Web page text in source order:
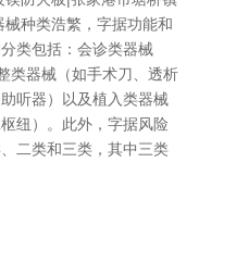
种类浩繁，字据功能和
类包括：会诊类器械
类器械（如手术刀、透析
听器）以及植入类器械
纽）。此外，字据风险
二类和三类，其中三类